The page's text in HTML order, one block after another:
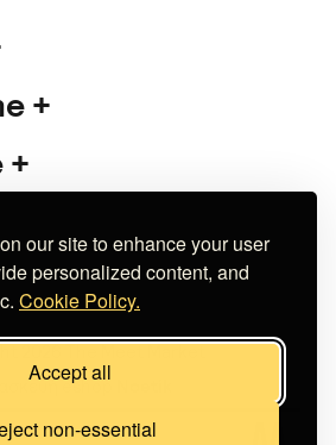
our site to enhance your user
personalized content, and
Cookie Policy.
Accept all
non-essential
eshop